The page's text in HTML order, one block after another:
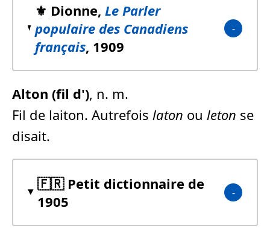
⚜️ Dionne, Le Parler
populaire des Canadiens
français, 1909
Alton (fil d'), n. m.
Fil de laiton. Autrefois laton ou leton se
disait.
🇫🇷 Petit dictionnaire de
1905